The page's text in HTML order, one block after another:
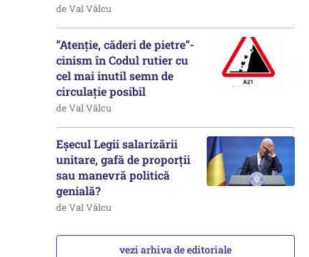
de Val Vâlcu
”Atenție, căderi de pietre”-
cinism în Codul rutier cu
cel mai inutil semn de
circulație posibil
de Val Vâlcu
Eșecul Legii salarizării
unitare, gafă de proporții
sau manevră politică
genială?
de Val Vâlcu
vezi arhiva de editoriale